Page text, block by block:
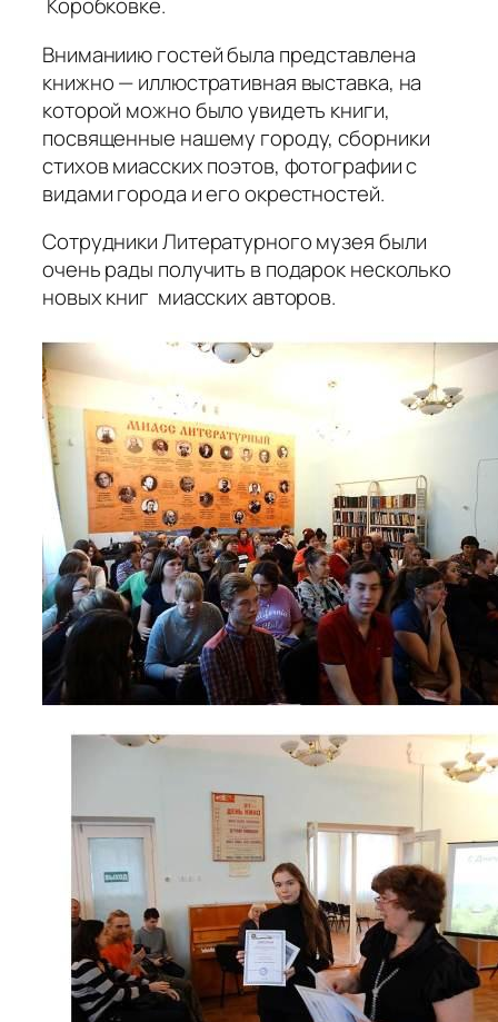
Коробковке.
Вниманиию гостей была представлена
книжно — иллюстративная выставка, на
которой можно было увидеть книги,
посвященные нашему городу, сборники
стихов миасских поэтов, фотографии с
видами города и его окрестностей.
Сотрудники Литературного музея были
очень рады получить в подарок несколько
новых книг миасских авторов.